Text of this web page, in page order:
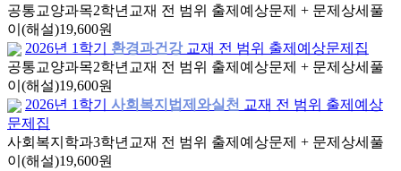
공통교양과목2학년 교재 전 범위 출제예상문제 + 문제상세풀
이(해설)19,600원
2026년 1학기
환경과건강 교재 전 범위 출제예상문제집
공통교양과목2학년 교재 전 범위 출제예상문제 + 문제상세풀
이(해설)19,600원
2026년 1학기
사회복지법제와실천 교재 전 범위 출제예상
문제집
사회복지학과3학년 교재 전 범위 출제예상문제 + 문제상세풀
이(해설)19,600원